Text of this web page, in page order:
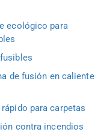
ecológico para
de fusión en caliente
para carpetas
contra incendios